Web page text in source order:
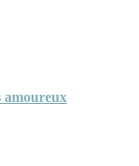
amoureux